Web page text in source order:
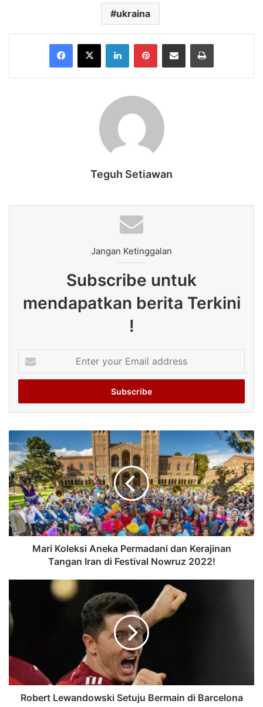
ukraina
Facebook
X LinkedInPinterestShare via Email Print
Teguh Setiawan
Jangan Ketinggalan
Subscribe untuk
mendapatkan berita Terkini
!
your
Email
Mari Koleksi Aneka Permadani dan Kerajinan
Tangan Iran di Festival Nowruz 2022!
Robert Lewandowski Setuju Bermain di Barcelona